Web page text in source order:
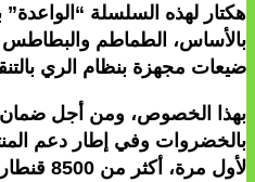
هكتار لهذه السلسلة
بالأساس، الطماطم والبطاطس
ضيعات مجهزة بنظام الري
بهذا الخصوص، ومن أجل ضمان
بالخضروات وفي إطار دعم
لأول مرة،